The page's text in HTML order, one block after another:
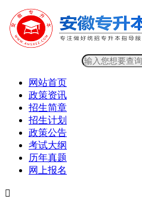
网站首页
政策资讯
招生简章
招生计划
政策公告
考试大纲
历年真题
网上报名
